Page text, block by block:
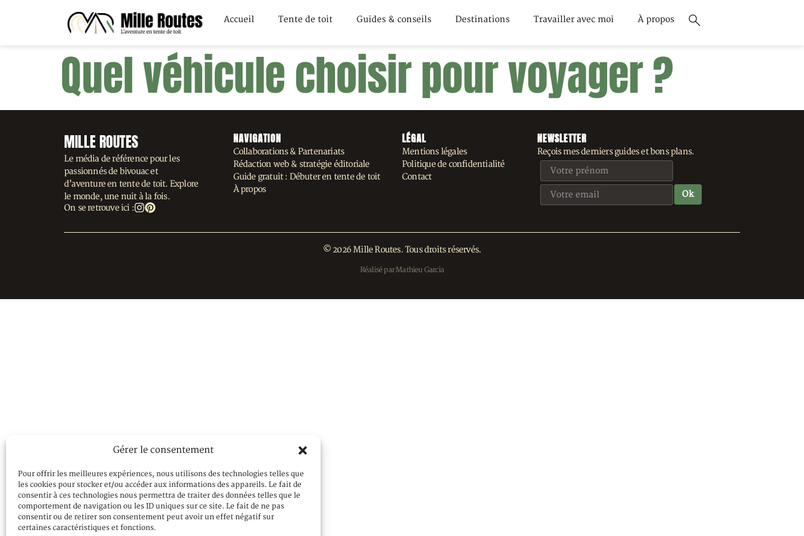
Gérer le consentement
Pour offrir les meilleures expériences, nous utilisons des technologies telles que
les cookies pour stocker et/ou accéder aux informations des appareils. Le fait de
consentir à ces technologies nous permettra de traiter des données telles que le
comportement de navigation ou les ID uniques sur ce site. Le fait de ne pas
consentir ou de retirer son consentement peut avoir un effet négatif sur
certaines caractéristiques et fonctions.
Accueil Tente de toit Guides & conseils Destinations Travailler avec moi À propos
Quel véhicule choisir pour voyager ?
MILLE ROUTES
Le média de référence pour les
passionnés de bivouac et
d’aventure en tente de toit. Explore
le monde, une nuit à la fois.
On se retrouve ici :
NAVIGATION
Collaborations & Partenariats
Rédaction web & stratégie éditoriale
Guide gratuit : Débuter en tente de toit
À propos
LÉGAL
Mentions légales
Politique de confidentialité
Contact
NEWSLETTER
Reçois mes derniers guides et bons plans.
© 2026 Mille Routes. Tous droits réservés.
Réalisé parMathieu Garcia